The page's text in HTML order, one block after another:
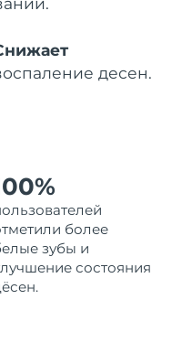
десен.
более
зубы и
состояния
дата доставки
дата доставки
10/08/2026
дата доставки
11/08/2026